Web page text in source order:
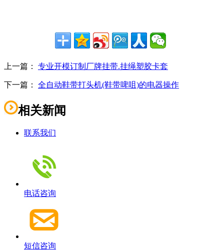
上一篇： 专业开模订制厂牌挂带.挂绳塑胶卡套
下一篇： 全自动鞋带打头机(鞋带啤咀)的电器操作
相关新闻
联系我们
电话咨询
短信咨询